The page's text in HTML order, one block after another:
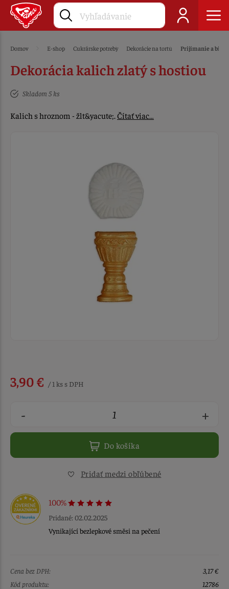
Domov E-shop Cukrárske potreby Dekorácie na tortu Prijímanie a
Dekorácia kalich zlatý s hostiou
Skladom 5 ks
Kalich s hroznom - žlt&yacute;.Čítať viac…
3,90 € / 1 ks s DPH
- +
Do košíka
Pridať medzi obľúbené
100%
Pridané: 02.02.2025
Vynikající bezlepkové směsi na pečení
Cena bez DPH:
3,17 €
Kód produktu:
12786